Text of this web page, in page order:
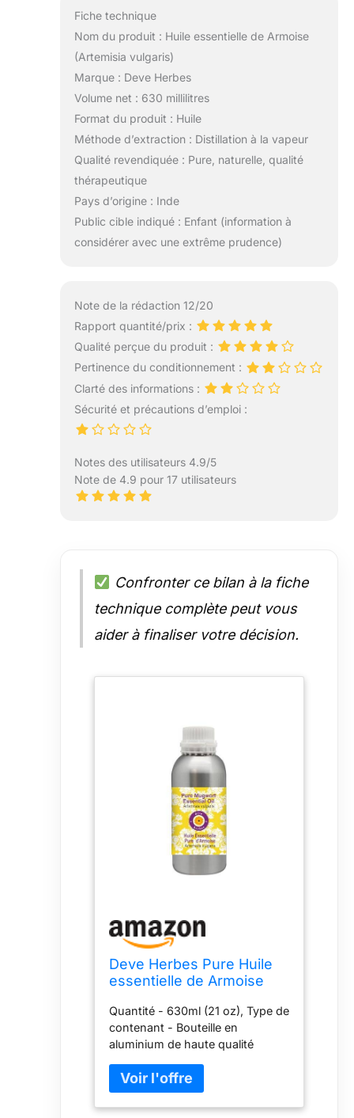
Fiche technique
Nom du produit : Huile essentielle de Armoise
(Artemisia vulgaris)
Marque : Deve Herbes
Volume net : 630 millilitres
Format du produit : Huile
Méthode d’extraction : Distillation à la vapeur
Qualité revendiquée : Pure, naturelle, qualité
thérapeutique
Pays d’origine : Inde
Public cible indiqué : Enfant (information à
considérer avec une extrême prudence)
Note de la rédaction 12/20
Rapport quantité/prix :
Qualité perçue du produit :
Pertinence du conditionnement :
Clarté des informations :
Sécurité et précautions d’emploi :
Notes des utilisateurs 4.9/5
Note de 4.9 pour 17 utilisateurs
Confronter ce bilan à la fiche
technique complète peut vous
aider à finaliser votre décision.
Deve Herbes Pure Huile
essentielle de Armoise
à la vapeur qualité
thérapeutique naturelle
630ml (21 oz)
Quantité - 630ml (21 oz), Type de
contenant - Bouteille en
aluminium de haute qualité
puissance. Méthode d'extraction
- Distillation à la vapeur, Nom
botanique - Artemisia vulgaris,